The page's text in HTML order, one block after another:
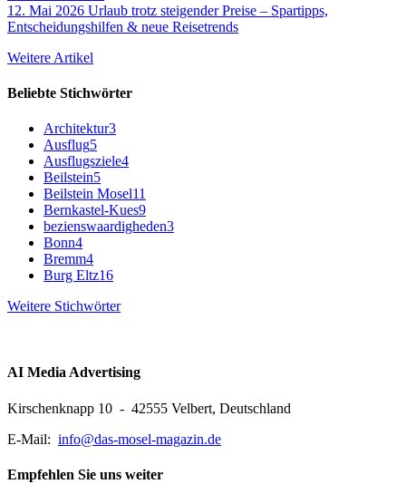
12. Mai 2026 Urlaub trotz steigender Preise – Spartipps,
Entscheidungshilfen & neue Reisetrends
Weitere Artikel
Beliebte Stichwörter
Architektur3
Ausflug5
Ausflugsziele4
Beilstein5
Beilstein Mosel11
Bernkastel-Kues9
bezienswaardigheden3
Bonn4
Bremm4
Burg Eltz16
Weitere Stichwörter
AI Media Advertising
Kirschenknapp 10 - 42555 Velbert, Deutschland
E-Mail: info@das-mosel-magazin.de
Empfehlen Sie uns weiter